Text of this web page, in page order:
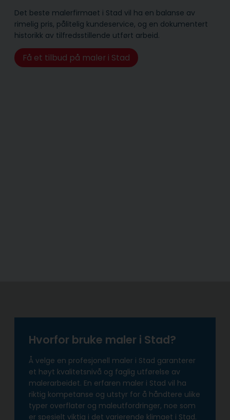
Det beste malerfirmaet i Stad vil ha en balanse av
rimelig pris, pålitelig kunde­service, og en dokumentert
historikk av tilfredsstillende utført arbeid.
Få et tilbud på maler i Stad
Hvorfor bruke maler i Stad?
Å velge en profesjonell maler i Stad garanterer
et høyt kvalitetsnivå og faglig utførelse av
malerarbeidet. En erfaren maler i Stad vil ha
riktig kompetanse og utstyr for å håndtere ulike
typer overflater og maleutfordringer, noe som
er spesielt viktig i det varierende klimaet i Stad.